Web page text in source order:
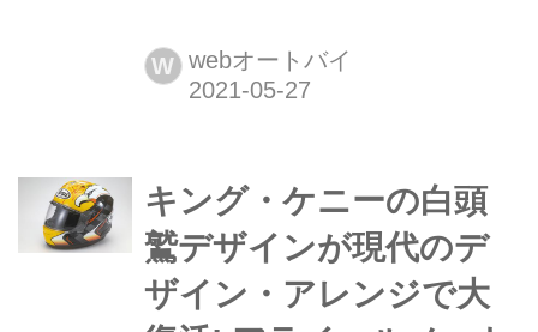
ジェンズ|Heritage & Legends 愛車との
バイクライフを、より豊かに楽しむた
い、全国の腕利きショップや最新パー
ツ&アパレルの深堀り情報も満載!
handl-mag.com 必要な部分...
W webオートバイ
キング・ケニーの白頭
鷲デザインが現代のデ
ザイン・アレンジで大